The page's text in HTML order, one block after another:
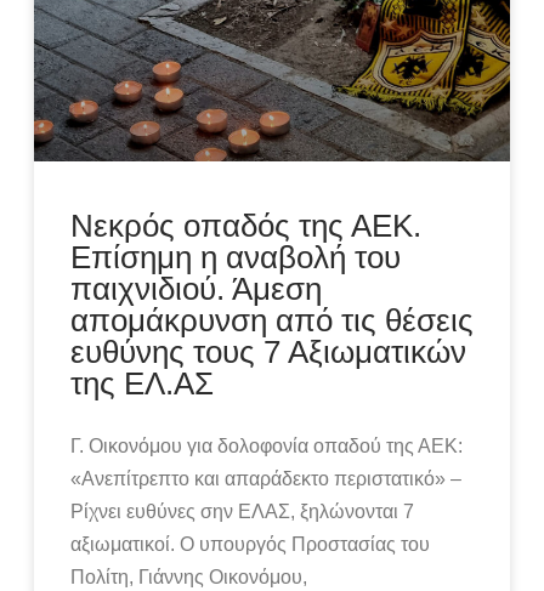
Νεκρός οπαδός της ΑΕΚ.
Επίσημη η αναβολή του
παιχνιδιού. Άμεση
απομάκρυνση από τις θέσεις
ευθύνης τους 7 Αξιωματικών
της ΕΛ.ΑΣ
Γ. Οικονόμου για δολοφονία οπαδού της ΑΕΚ:
«Ανεπίτρεπτο και απαράδεκτο περιστατικό» –
Ρίχνει ευθύνες σην ΕΛΑΣ, ξηλώνονται 7
αξιωματικοί. Ο υπουργός Προστασίας του
Πολίτη, Γιάννης Οικονόμου,